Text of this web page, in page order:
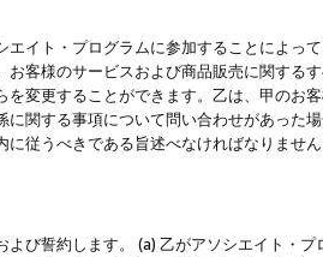
エイト・プログラムに参加することによっ
お客様のサービスおよび商品販売に関する
を変更することができます。乙は、甲のお
に関する事項について問い合わせがあった
に従うべきである旨述べなければなりませ
よび誓約します。 (a) 乙がアソシエイト・